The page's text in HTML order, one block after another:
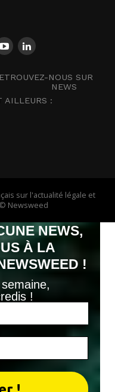
NOUS SUR
NEWS
AILLEURS :
sur l'actualité légale et
Newsweed
NEWS,
À LA
!
!